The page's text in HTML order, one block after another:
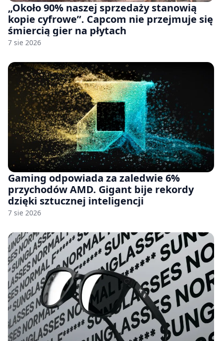
„Około 90% naszej sprzedaży stanowią
kopie cyfrowe”. Capcom nie przejmuje się
śmiercią gier na płytach
7 sie 2026
Gaming odpowiada za zaledwie 6%
przychodów AMD. Gigant bije rekordy
dzięki sztucznej inteligencji
7 sie 2026